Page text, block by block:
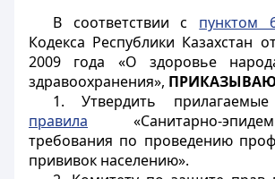
В соответствии с пунктом
Кодекса Республики Казахстан
2009 года «О здоровье
здравоохранения»,
1. Утвердить прилагаемые
правила «Санитарно-
требования по проведению
прививок населению».